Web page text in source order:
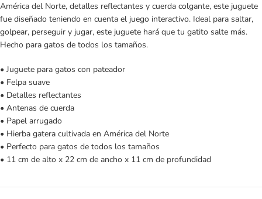
América del Norte, detalles reflectantes y cuerda colgante, este juguete
fue diseñado teniendo en cuenta el juego interactivo. Ideal para saltar,
golpear, perseguir y jugar, este juguete hará que tu gatito salte más.
Hecho para gatos de todos los tamaños.
• Juguete para gatos con pateador
• Felpa suave
• Detalles reflectantes
• Antenas de cuerda
• Papel arrugado
• Hierba gatera cultivada en América del Norte
• Perfecto para gatos de todos los tamaños
• 11 cm de alto x 22 cm de ancho x 11 cm de profundidad